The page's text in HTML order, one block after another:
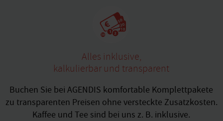
Alles inklusive,
kalkulierbar und transparent
Buchen Sie bei AGENDIS komfortable Komplettpakete
zu transparenten Preisen ohne versteckte Zusatzkosten.
Kaffee und Tee sind bei uns z. B. inklusive.